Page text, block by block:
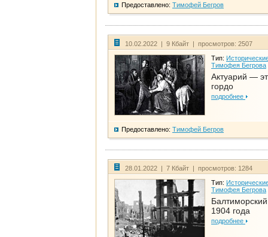
Предоставлено: Тимофей Бегров
10.02.2022 | 9 Кбайт | просмотров: 2507
Тип:
Тимофея Бегрова
Актуарий —
гордо
подробнее
Предоставлено: Тимофей Бегров
28.01.2022 | 7 Кбайт | просмотров: 1284
Тип:
Тимофея Бегрова
1904 года
подробнее